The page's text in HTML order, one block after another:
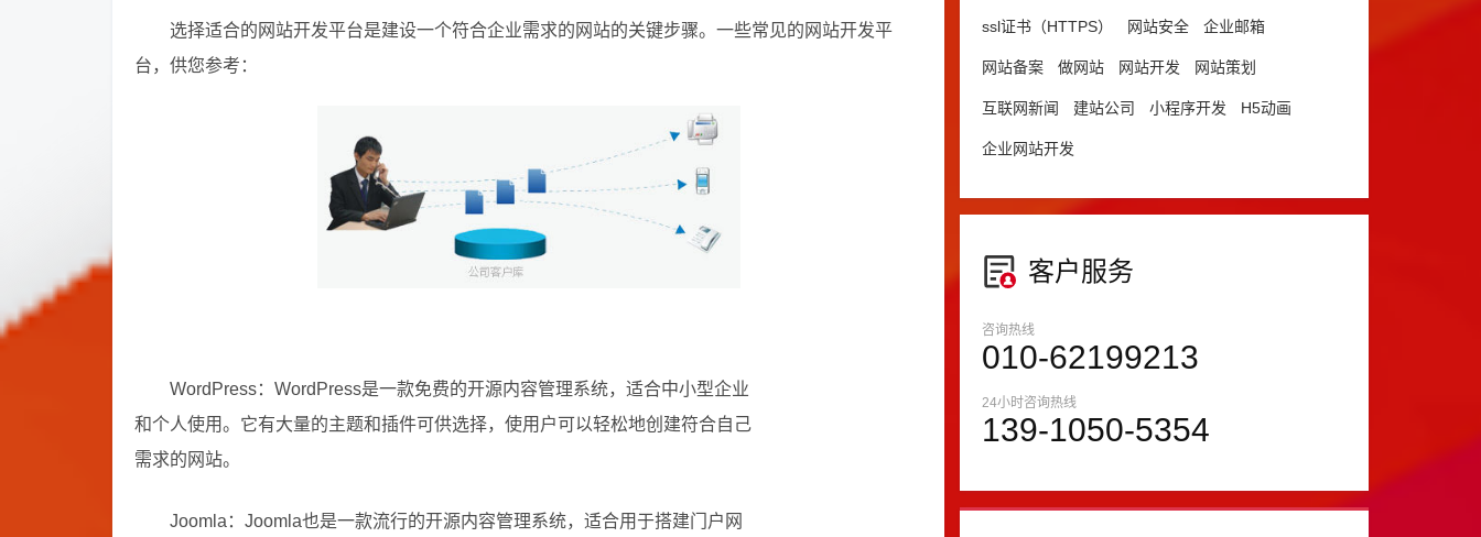
选择适合的网站开发平台是建设一个符合企业需求的网站的关键步骤。一些常见的网站开发平
台，供您参考：
WordPress：WordPress是一款免费的开源内容管理系统，适合中小型企业
和个人使用。它有大量的主题和插件可供选择，使用户可以轻松地创建符合自己
需求的网站。
Joomla：Joomla也是一款流行的开源内容管理系统，适合用于搭建门户网
ssl证书（HTTPS） 网站安全 企业邮箱
网站备案 做网站 网站开发 网站策划
互联网新闻 建站公司 小程序开发 H5动画
企业网站开发
客户服务
咨询热线
010-62199213
24小时咨询热线
139-1050-5354